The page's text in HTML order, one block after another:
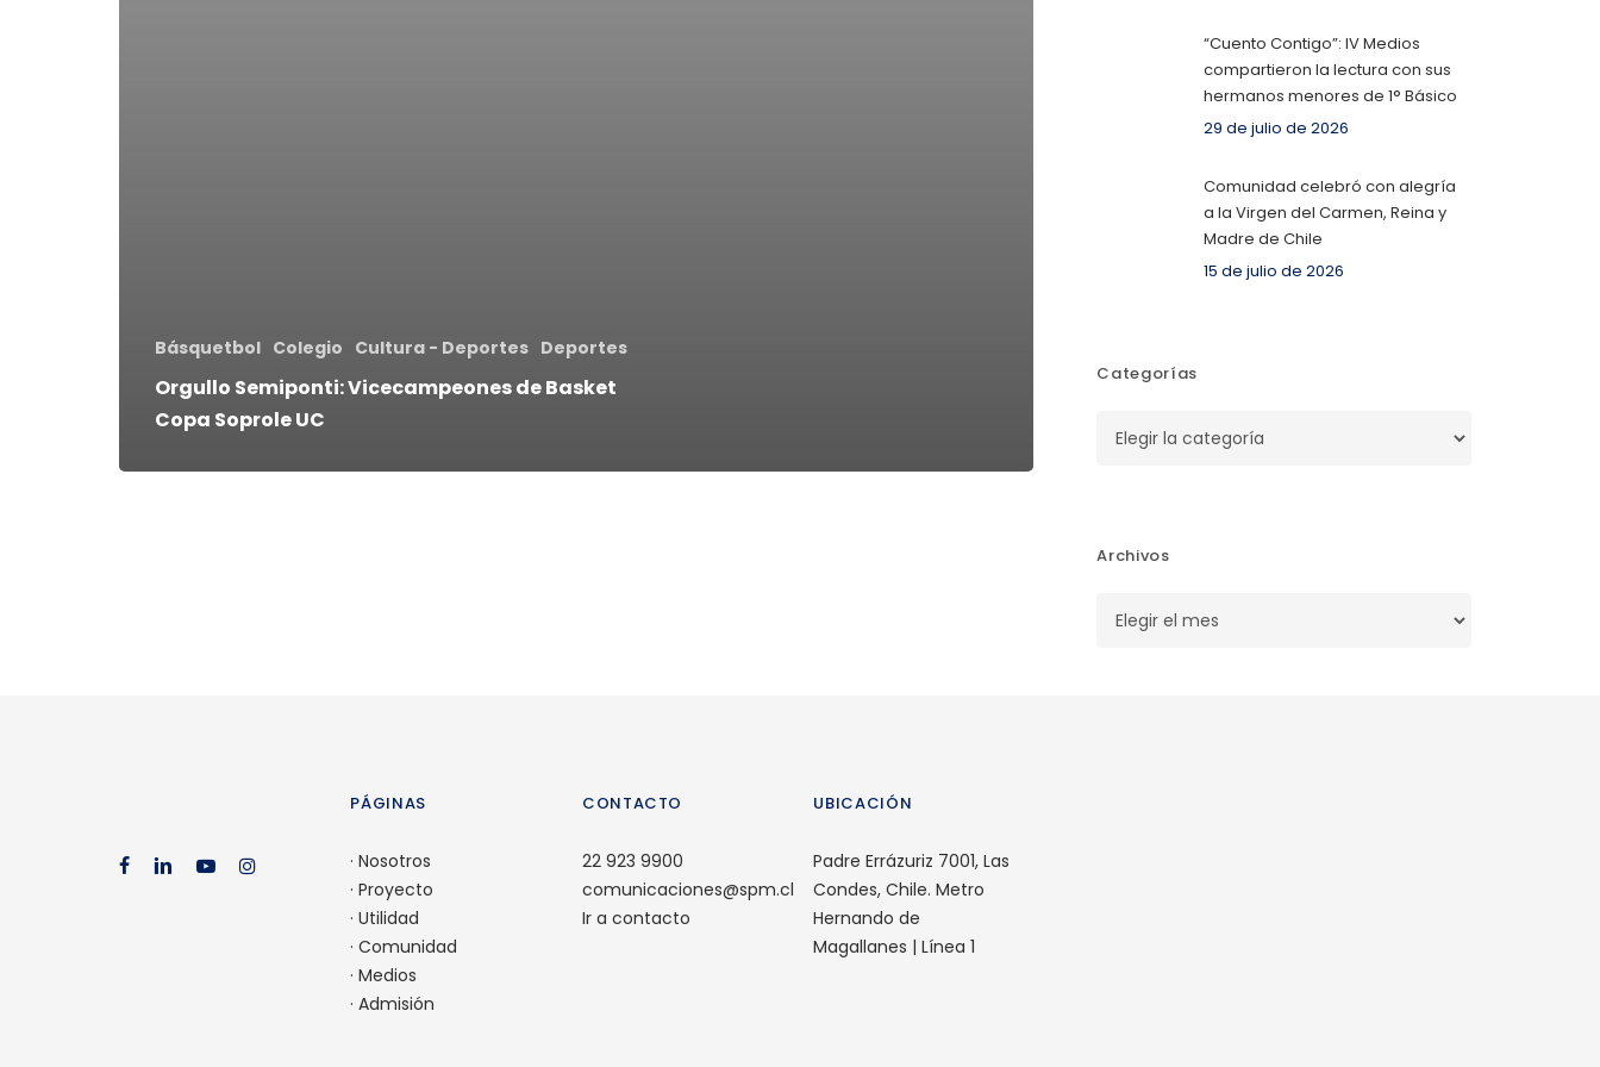
Básquetbol Colegio Cultura - Deportes Deportes
Orgullo Semiponti: Vicecampeones de Basket
Copa Soprole UC
“Cuento Contigo”: IV Medios
compartieron la lectura con sus
hermanos menores de 1° Básico
29 de julio de 2026
Comunidad celebró con alegría
a la Virgen del Carmen, Reina y
Madre de Chile
15 de julio de 2026
Categorías
Archivos
facebook
linkedin
youtube
instagram
PÁGINAS
·Nosotros
·Proyecto
·Utilidad
·Comunidad
·Medios
·Admisión
CONTACTO
22 923 9900
comunicaciones@spm.cl
Ir a contacto
UBICACIÓN
Padre Errázuriz 7001, Las
Condes, Chile. Metro
Hernando de
Magallanes | Línea 1